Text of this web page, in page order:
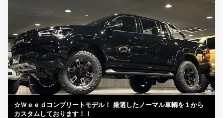
☆Ｗｅｅｄコンプリートモデル！ 厳選したノーマル車輌を１から
カスタムしております！！